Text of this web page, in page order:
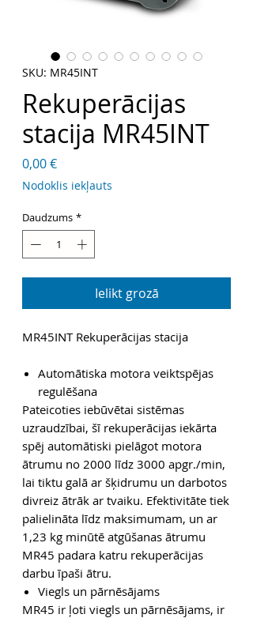
SKU: MR45INT
Rekuperācijas
stacija MR45INT
0,00 €Cena
Nodoklis iekļauts
Daudzums *
Ielikt grozā
MR45INT Rekuperācijas stacija
Automātiska motora veiktspējas
regulēšana
Pateicoties iebūvētai sistēmas
uzraudzībai, šī rekuperācijas iekārta
spēj automātiski pielāgot motora
ātrumu no 2000 līdz 3000 apgr./min,
lai tiktu galā ar šķidrumu un darbotos
divreiz ātrāk ar tvaiku. Efektivitāte tiek
palielināta līdz maksimumam, un ar
1,23 kg minūtē atgūšanas ātrumu
MR45 padara katru rekuperācijas
darbu īpaši ātru.
Viegls un pārnēsājams
MR45 ir ļoti viegls un pārnēsājams, ir